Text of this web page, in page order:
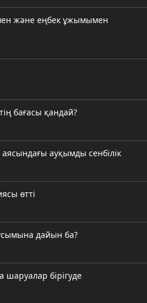
және еңбек ұжымымен
бағасы қандай?
ауқымды сенбілік
өтті
дайын ба?
шаруалар бірігуде